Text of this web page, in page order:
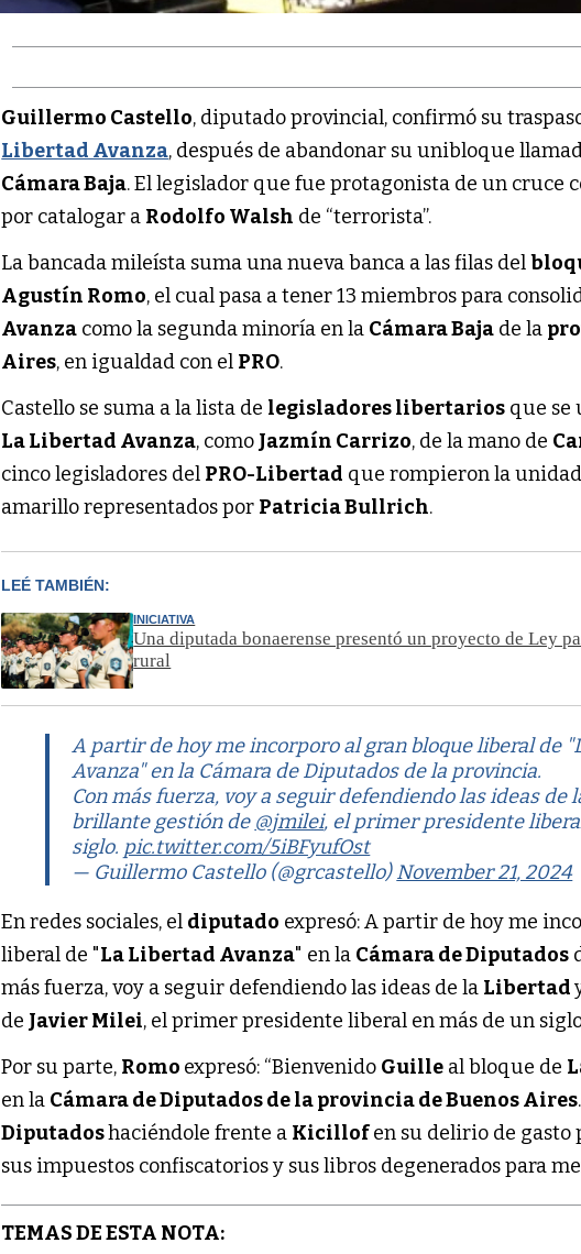
Guillermo Castello, diputado provincial, confirmó su
Libertad Avanza, después de abandonar su unibloque
Cámara Baja. El legislador que fue protagonista de un cruce
por catalogar a Rodolfo Walsh de “terrorista”.
La bancada mileísta suma una nueva banca a las filas del
Agustín Romo, el cual pasa a tener 13 miembros para
Avanza como la segunda minoría en la Cámara Baja de la
Aires, en igualdad con el PRO.
Castello se suma a la lista de legisladores libertarios que se
La Libertad Avanza, como Jazmín Carrizo, de la mano de
cinco legisladores del PRO-Libertad que rompieron la
amarillo representados por Patricia Bullrich.
LEÉ TAMBIÉN:
INICIATIVA
Una diputada bonaerense presentó un proyecto de Ley
rural
A partir de hoy me incorporo al gran bloque liberal de
Avanza" en la Cámara de Diputados de la provincia.
Con más fuerza, voy a seguir defendiendo las ideas de
brillante gestión de @jmilei, el primer presidente
siglo. pic.twitter.com/5iBFyufOst
— Guillermo Castello (@grcastello)November 21, 2024
En redes sociales, el diputado expresó: A partir de hoy me
liberal de "La Libertad Avanza" en la Cámara de Diputados
más fuerza, voy a seguir defendiendo las ideas de la Libertad
de Javier Milei, el primer presidente liberal en más de un
Por su parte, Romo expresó: “Bienvenido Guille al bloque de
en la Cámara de Diputados de la provincia de Buenos Aires
Diputadoshaciéndole frente a Kicillofen su delirio de gasto
sus impuestos confiscatorios y sus libros degenerados para
TEMAS DE ESTA NOTA: